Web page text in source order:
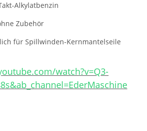
Alkylatbenzin
Zubehör
für Spillwinden-Kernmantelseile
watch?v=Q3-